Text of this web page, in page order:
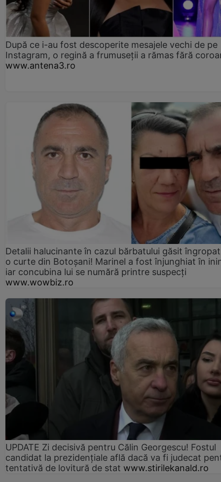
După ce i-au fost descoperite mesajele vechi de pe
Instagram, o regină a frumuseții a rămas fără
www.antena3.ro
Detalii halucinante în cazul bărbatului găsit
o curte din Botoșani! Marinel a fost înjunghiat în
iar concubina lui se numără printre suspecți
www.wowbiz.ro
UPDATE Zi decisivă pentru Călin Georgescu! Fostul
candidat la prezidențiale află dacă va fi judecat
tentativă de lovitură de stat www.stirilekanald.ro